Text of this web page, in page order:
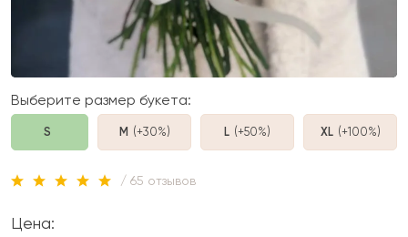
Выберите размер букета:
S M (+30%) L (+50%) XL (+100%)
/ 65 отзывов
Цена: